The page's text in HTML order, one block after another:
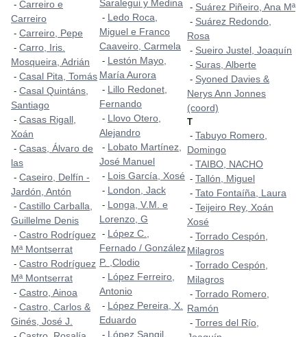
- Carreiro e
Carreiro
- Carreiro, Pepe
- Carro, Iris.
Mosqueira, Adrián
- Casal Pita, Tomás
- Casal Quintáns,
Santiago
- Casas Rigall,
Xoán
- Casas, Álvaro de
las
- Caseiro, Delfín -
Jardón, Antón
- Castillo Carballa,
Guillelme Denis
- Castro Rodríguez
Mª Montserrat
- Castro Rodríguez
Mª Montserrat
- Castro, Ainoa
- Castro, Carlos &
Ginés, José J.
Saralegui y Medina
- Ledo Roca,
Miguel e Franco
Caaveiro, Carmela
- Lestón Mayo,
María Aurora
- Lillo Redonet,
Fernando
- Llovo Otero,
Alejandro
- Lobato Martínez,
José Manuel
- Lois García, Xosé
- London, Jack
- Longa, V.M. e
Lorenzo, G
- López C.,
Fernado / González
P. ,Clodio
- López Ferreiro,
Antonio
- López Pereira, X.
Eduardo
- López Sangil,
- Suárez Piñeiro, Ana Mª
- Suárez Redondo,
Rosa
- Sueiro Justel, Joaquín
- Suras, Alberte
- Syoned Davies &
Nerys Ann Jonnes
(coord)
T
- Tabuyo Romero,
Domingo
- TAIBO, NACHO
- Tallón, Miguel
- Tato Fontaíña, Laura
- Teijeiro Rey, Xoán
Xosé
- Torrado Cespón,
Milagros
- Torrado Cespón,
Milagros
- Torrado Romero,
Ramón
- Torres del Río,